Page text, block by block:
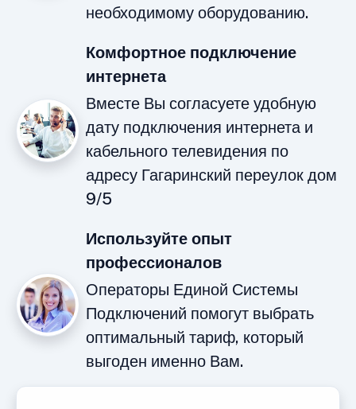
необходимому оборудованию.
Комфортное подключение
интернета
Вместе Вы согласуете удобную
дату подключения интернета и
кабельного телевидения по
адресу Гагаринский переулок дом
9/5
Используйте опыт
профессионалов
Операторы Единой Системы
Подключений помогут выбрать
оптимальный тариф, который
выгоден именно Вам.